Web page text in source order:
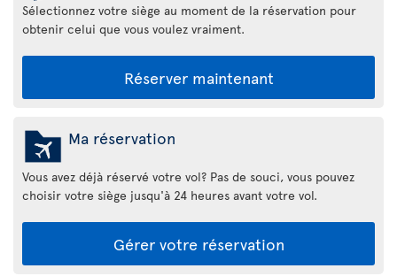
Sélectionnez votre siège au moment de la réservation pour
obtenir celui que vous voulez vraiment.
Réserver maintenant
Ma réservation
Vous avez déjà réservé votre vol? Pas de souci, vous pouvez
choisir votre siège jusqu'à 24 heures avant votre vol.
Gérer votre réservation